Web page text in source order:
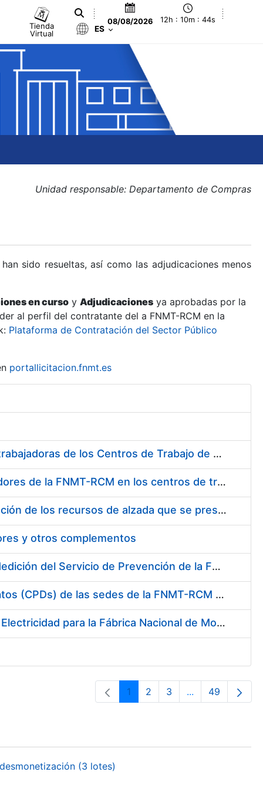
Tienda
Virtual
08/08/2026 12h : 10m : 44s
ES
Unidad responsable: Departamento de Compras
sido resueltas, así como las adjudicaciones menos
en curso y Adjudicaciones ya aprobadas por la
al perfil del contratante del a FNMT-RCM en la
Plataforma de Contratación del Sector Público
portallicitacion.fnmt.es
Suministro de Protectores Auditivos a medida para las personas trabajadoras de los Centros de Trabajo de Madrid y Burgos
Suministro de gafas graduadas antiproyecciones para los trabajadores de la FNMT-RCM en los centros de trabajo de Madrid y Burgos
Servicios de una empresa externa para el asesoramiento y resolución de los recursos de alzada que se presentan relacionados con procesos de selección para la FNMT-RCM
y otros complementos
Servicio de Calibración y Verificación Externa de los Equipos de Medición del Servicio de Prevención de la FNMT-RCM
Conexión mediante Fibra Óptica de los Centros de Proceso de Datos (CPDs) de las sedes de la FNMT-RCM de Burgos y Madrid
Contratación de acuerdo marco para el Suministro de Material de Electricidad para la Fábrica Nacional de Moneda y Timbre-Real Casa de la Moneda en su centro de trabajo de Burgos
Página
1 Página
2 Página
3 ...PáginasPágina
49
(3 lotes)